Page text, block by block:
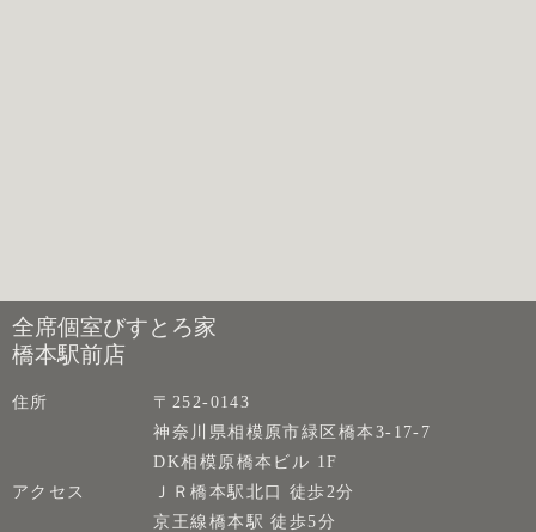
全席個室びすとろ家
橋本駅前店
住所
〒252-0143
神奈川県相模原市緑区橋本3-17-7
DK相模原橋本ビル 1F
アクセス
ＪＲ橋本駅北口 徒歩2分
京王線橋本駅 徒歩5分